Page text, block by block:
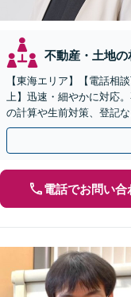
不動産・土地の
【東海エリア】【電話相
上】迅速・細やかに対応
の計算や生前対策、登記
を大事にし、より納得で
電話でお問い合